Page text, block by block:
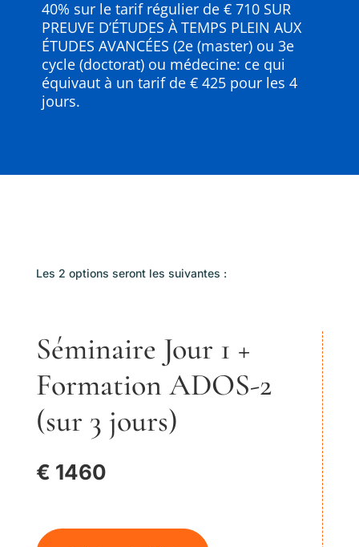
40% sur le tarif régulier de € 710 SUR
PREUVE D’ÉTUDES À TEMPS PLEIN AUX
ÉTUDES AVANCÉES (2e (master) ou 3e
cycle (doctorat) ou médecine: ce qui
équivaut à un tarif de € 425 pour les 4
jours.
Les 2 options seront les suivantes :
Séminaire Jour 1 +
Formation ADOS-2
(sur 3 jours)
€ 1460